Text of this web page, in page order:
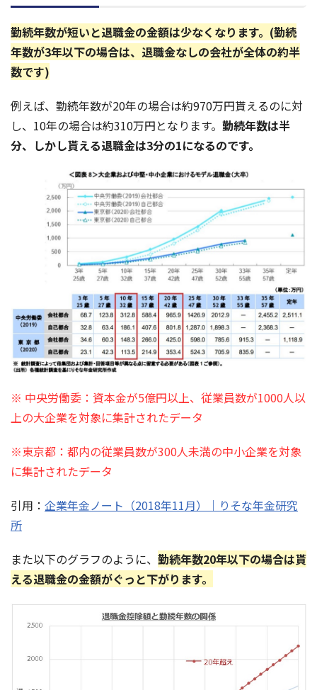
勤続年数が短いと退職金の金額は少なくなります。(勤続
年数が3年以下の場合は、退職金なしの会社が全体の約半
数です)
例えば、勤続年数が20年の場合は約970万円貰えるのに対
し、10年の場合は約310万円となります。 勤続年数は半
分、しかし貰える退職金は3分の1になるのです。
※ 中央労働委：資本金が5億円以上、従業員数が1000人以
上の大企業を対象に集計されたデータ
※東京都：都内の従業員数が300人未満の中小企業を対象
に集計されたデータ
引用： 企業年金ノート（2018年11月）｜りそな年金研究
所
また以下のグラフのように、 勤続年数20年以下の場合は貰
える退職金の金額がぐっと下がります。